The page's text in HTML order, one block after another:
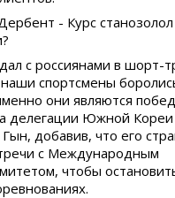
- Курс станозолол
с россиянами в шорт-
спортсмены
они являются
делегации Южной Кореи
добавив, что его
с Международным
чтобы